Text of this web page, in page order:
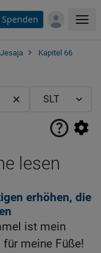
Spenden
Jesaja
Kapitel 66
lesen
erhöhen, die
ist mein
meine Füße!